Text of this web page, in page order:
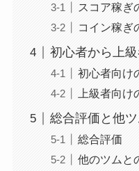
スコア稼ぎ
コイン稼ぎ
初心者から上
初心者向け
上級者向け
総合評価と他
総合評価
他のツムと